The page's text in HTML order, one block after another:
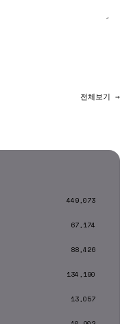
전체보기 →
449,073
67,174
88,426
134,190
13,057